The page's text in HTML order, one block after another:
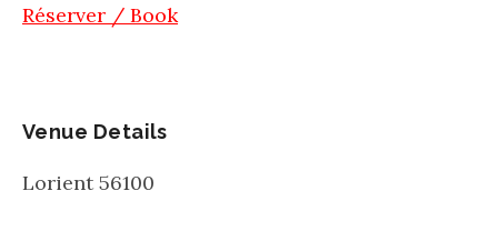
Réserver / Book
Venue Details
Lorient 56100